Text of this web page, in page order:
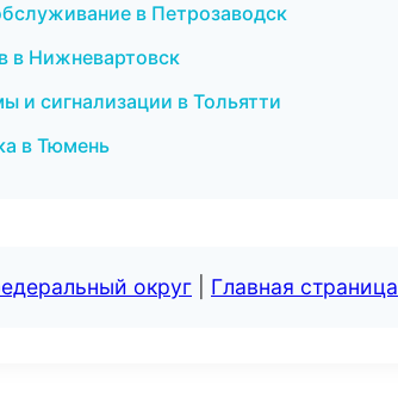
в Петрозаводск
в Нижневартовск
и сигнализации в Тольятти
в Тюмень
округ Главная страница